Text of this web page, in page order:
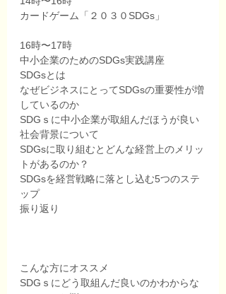
カードゲーム「２０３０SDGs」
16時〜17時
中小企業のためのSDGs実践講座
SDGsとは
なぜビジネスにとってSDGsの重要性が増
しているのか
SDGｓに中小企業が取組んだほうが良い
社会背景について
SDGsに取り組むとどんな経営上のメリッ
トがあるのか？
SDGsを経営戦略に落とし込む5つのステ
ップ
振り返り
こんな方にオススメ
SDGｓにどう取組んだ良いのかわからな